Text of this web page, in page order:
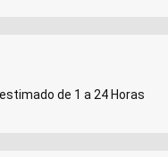
de 1 a 24 Horas